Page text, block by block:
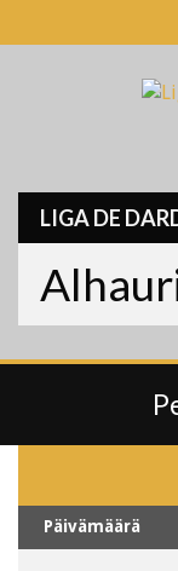
to
LIGA DE
Päivämäärä